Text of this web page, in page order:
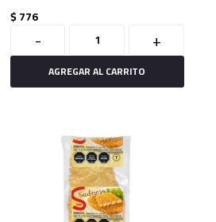
$776
- +